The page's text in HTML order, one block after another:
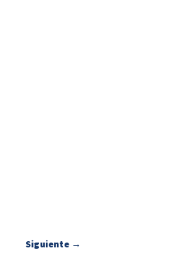
Siguiente→